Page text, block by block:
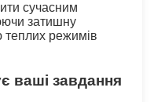
сучасним
затишну
режимів
ваші завдання